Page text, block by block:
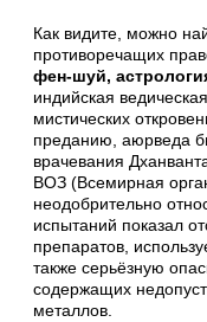
Как видите, можно
противоречащих
фен-шуй,
индийская
мистических
преданию, аюрведа
врачевания
ВОЗ (Всемирная
неодобрительно
испытаний показал
препаратов,
также серьёзную
содержащих
металлов.